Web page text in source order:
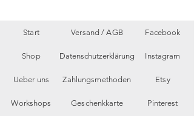
Start
Shop
Ueber uns
Workshops
Versand /AGB
Datenschutzerklärung
Zahlungsmethoden
Geschenkkarte
Facebook
Instagram
Etsy
Pinterest